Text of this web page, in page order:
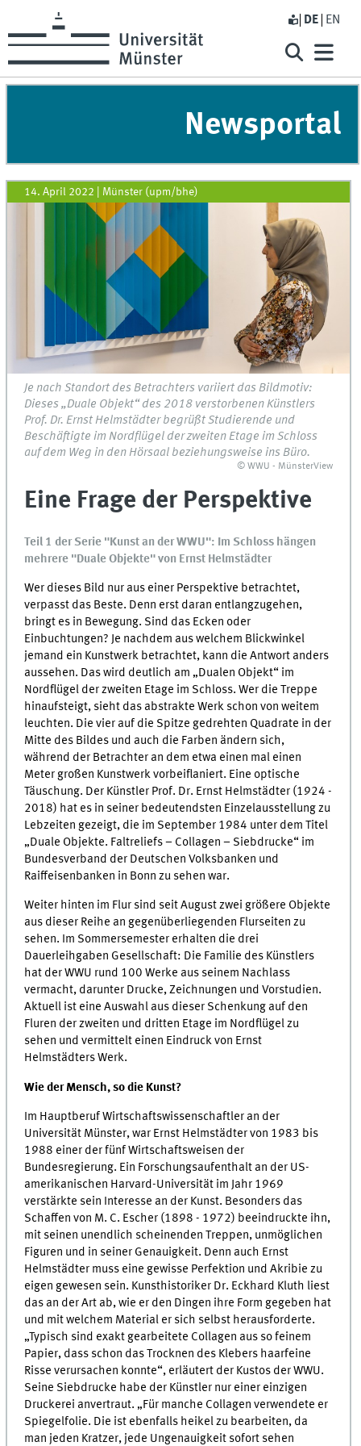
DE EN
Newsportal
14. April 2022 Münster (upm/bhe)
Je nach Standort des Betrachters variiert das Bildmotiv:
Dieses „Duale Objekt“ des 2018 verstorbenen Künstlers
Prof. Dr. Ernst Helmstädter begrüßt Studierende und
Beschäftigte im Nordflügel der zweiten Etage im Schloss
auf dem Weg in den Hörsaal beziehungsweise ins Büro.
© WWU - MünsterView
Eine Frage der Perspektive
Teil 1 der Serie "Kunst an der WWU": Im Schloss hängen
mehrere "Duale Objekte" von Ernst Helmstädter
Wer dieses Bild nur aus einer Perspektive betrachtet,
verpasst das Beste. Denn erst daran entlangzugehen,
bringt es in Bewegung. Sind das Ecken oder
Einbuchtungen? Je nachdem aus welchem Blickwinkel
jemand ein Kunstwerk betrachtet, kann die Antwort anders
aussehen. Das wird deutlich am „Dualen Objekt“ im
Nordflügel der zweiten Etage im Schloss. Wer die Treppe
hinaufsteigt, sieht das abstrakte Werk schon von weitem
leuchten. Die vier auf die Spitze gedrehten Quadrate in der
Mitte des Bildes und auch die Farben ändern sich,
während der Betrachter an dem etwa einen mal einen
Meter großen Kunstwerk vorbeiflaniert. Eine optische
Täuschung. Der Künstler Prof. Dr. Ernst Helmstädter (1924 -
2018) hat es in seiner bedeutendsten Einzelausstellung zu
Lebzeiten gezeigt, die im September 1984 unter dem Titel
„Duale Objekte. Faltreliefs – Collagen – Siebdrucke“ im
Bundesverband der Deutschen Volksbanken und
Raiffeisenbanken in Bonn zu sehen war.
Weiter hinten im Flur sind seit August zwei größere Objekte
aus dieser Reihe an gegenüberliegenden Flurseiten zu
sehen. Im Sommersemester erhalten die drei
Dauerleihgaben Gesellschaft: Die Familie des Künstlers
hat der WWU rund 100 Werke aus seinem Nachlass
vermacht, darunter Drucke, Zeichnungen und Vorstudien.
Aktuell ist eine Auswahl aus dieser Schenkung auf den
Fluren der zweiten und dritten Etage im Nordflügel zu
sehen und vermittelt einen Eindruck von Ernst
Helmstädters Werk.
Wie der Mensch, so die Kunst?
Im Hauptberuf Wirtschaftswissenschaftler an der
Universität Münster, war Ernst Helmstädter von 1983 bis
1988 einer der fünf Wirtschaftsweisen der
Bundesregierung. Ein Forschungsaufenthalt an der US-
amerikanischen Harvard-Universität im Jahr 1969
verstärkte sein Interesse an der Kunst. Besonders das
Schaffen von M. C. Escher (1898 - 1972) beeindruckte ihn,
mit seinen unendlich scheinenden Treppen, unmöglichen
Figuren und in seiner Genauigkeit. Denn auch Ernst
Helmstädter muss eine gewisse Perfektion und Akribie zu
eigen gewesen sein. Kunsthistoriker Dr. Eckhard Kluth liest
das an der Art ab, wie er den Dingen ihre Form gegeben hat
und mit welchem Material er sich selbst herausforderte.
„Typisch sind exakt gearbeitete Collagen aus so feinem
Papier, dass schon das Trocknen des Klebers haarfeine
Risse verursachen konnte“, erläutert der Kustos der WWU.
Seine Siebdrucke habe der Künstler nur einer einzigen
Druckerei anvertraut. „Für manche Collagen verwendete er
Spiegelfolie. Die ist ebenfalls heikel zu bearbeiten, da
man jeden Kratzer, jede Ungenauigkeit sofort sehen